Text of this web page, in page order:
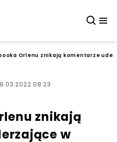
Orlenu znikają komentarze
08:23
znikają
w